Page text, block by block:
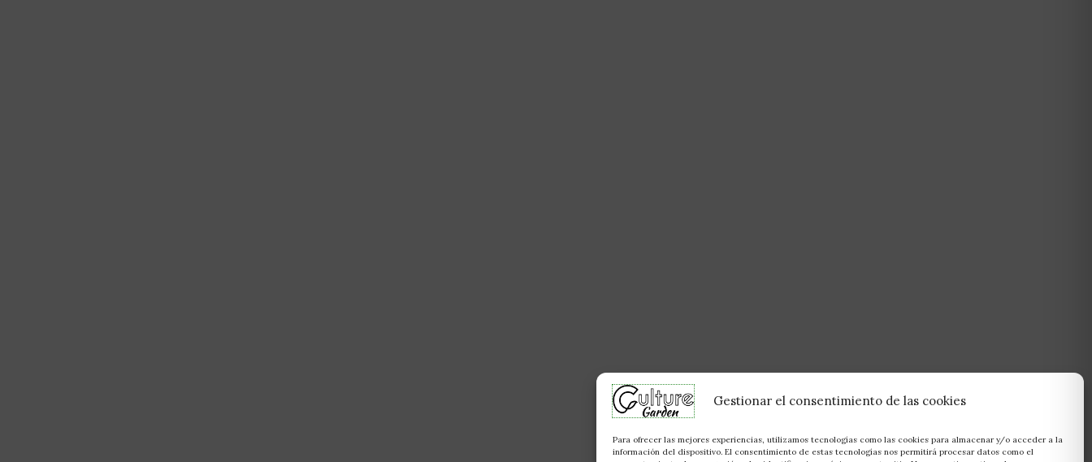
Gestionar el consentimiento de las cookies
Para ofrecer las mejores experiencias, utilizamos tecnologías como las cookies para almacenar y/o acceder a la
información del dispositivo. El consentimiento de estas tecnologías nos permitirá procesar datos como el